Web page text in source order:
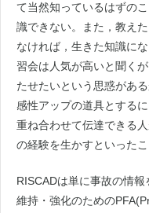
て当然知っているはずの
識できない。また，教え
なければ，生きた知識に
習会は人気が高いと聞く
たせたいという思惑があ
感性アップの道具とする
重ね合わせて伝達できる
の経験を生かすといった
RISCADは単に事故の情
維持・強化のための